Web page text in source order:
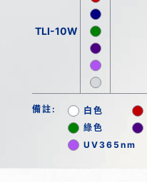
TLI-10W
備註: 白色
綠色
UV365nm